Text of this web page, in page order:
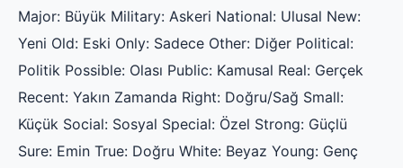
Major: Büyük Military: Askeri National: Ulusal New:
Yeni Old: Eski Only: Sadece Other: Diğer Political:
Politik Possible: Olası Public: Kamusal Real: Gerçek
Recent: Yakın Zamanda Right: Doğru/Sağ Small:
Küçük Social: Sosyal Special: Özel Strong: Güçlü
Sure: Emin True: Doğru White: Beyaz Young: Genç